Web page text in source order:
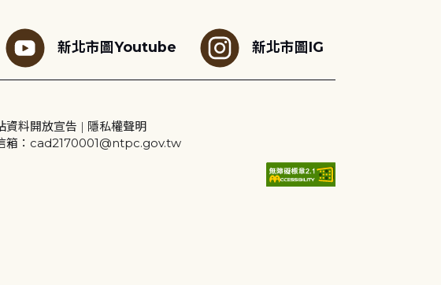
新北市圖Youtube 新北市圖IG
資料開放宣告 | 隱私權聲明
箱：cad2170001@ntpc.gov.tw